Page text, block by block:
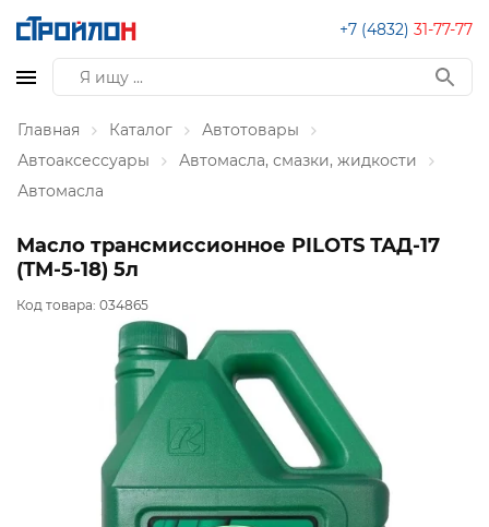
+7 (4832) 31-77-77
Главная Каталог
Автотовары
Автоаксессуары
Автомасла, смазки, жидкости
Автомасла
Масло трансмиссионное PILOTS ТАД-17
(ТМ-5-18) 5л
Код товара: 034865